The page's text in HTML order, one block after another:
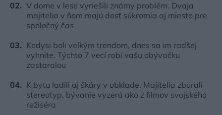
V dome v lese vyriešili známy problém. Dvaja
majitelia v ňom majú dosť súkromia aj miesto pre
spoločný čas
Kedysi boli veľkým trendom, dnes sa im radšej
vyhnite. Týchto 7 vecí robí vašu obývačku
zastaralou
K bytu ladili aj škáry v obklade. Majitelia zbúrali
stereotyp, bývanie vyzerá ako z filmov svojského
režiséra